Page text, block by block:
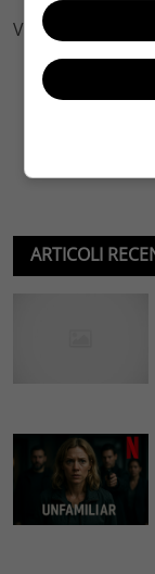
Video credits Rai
ARTICOLI